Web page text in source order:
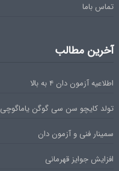
تماس باما
آخرین مطالب
اطلاعیه آزمون دان ۴ به بالا
تولد کایچو سن سی گوگن یاماگوچی
سمینار فنی و آزمون دان
افزایش جوایز قهرمانی